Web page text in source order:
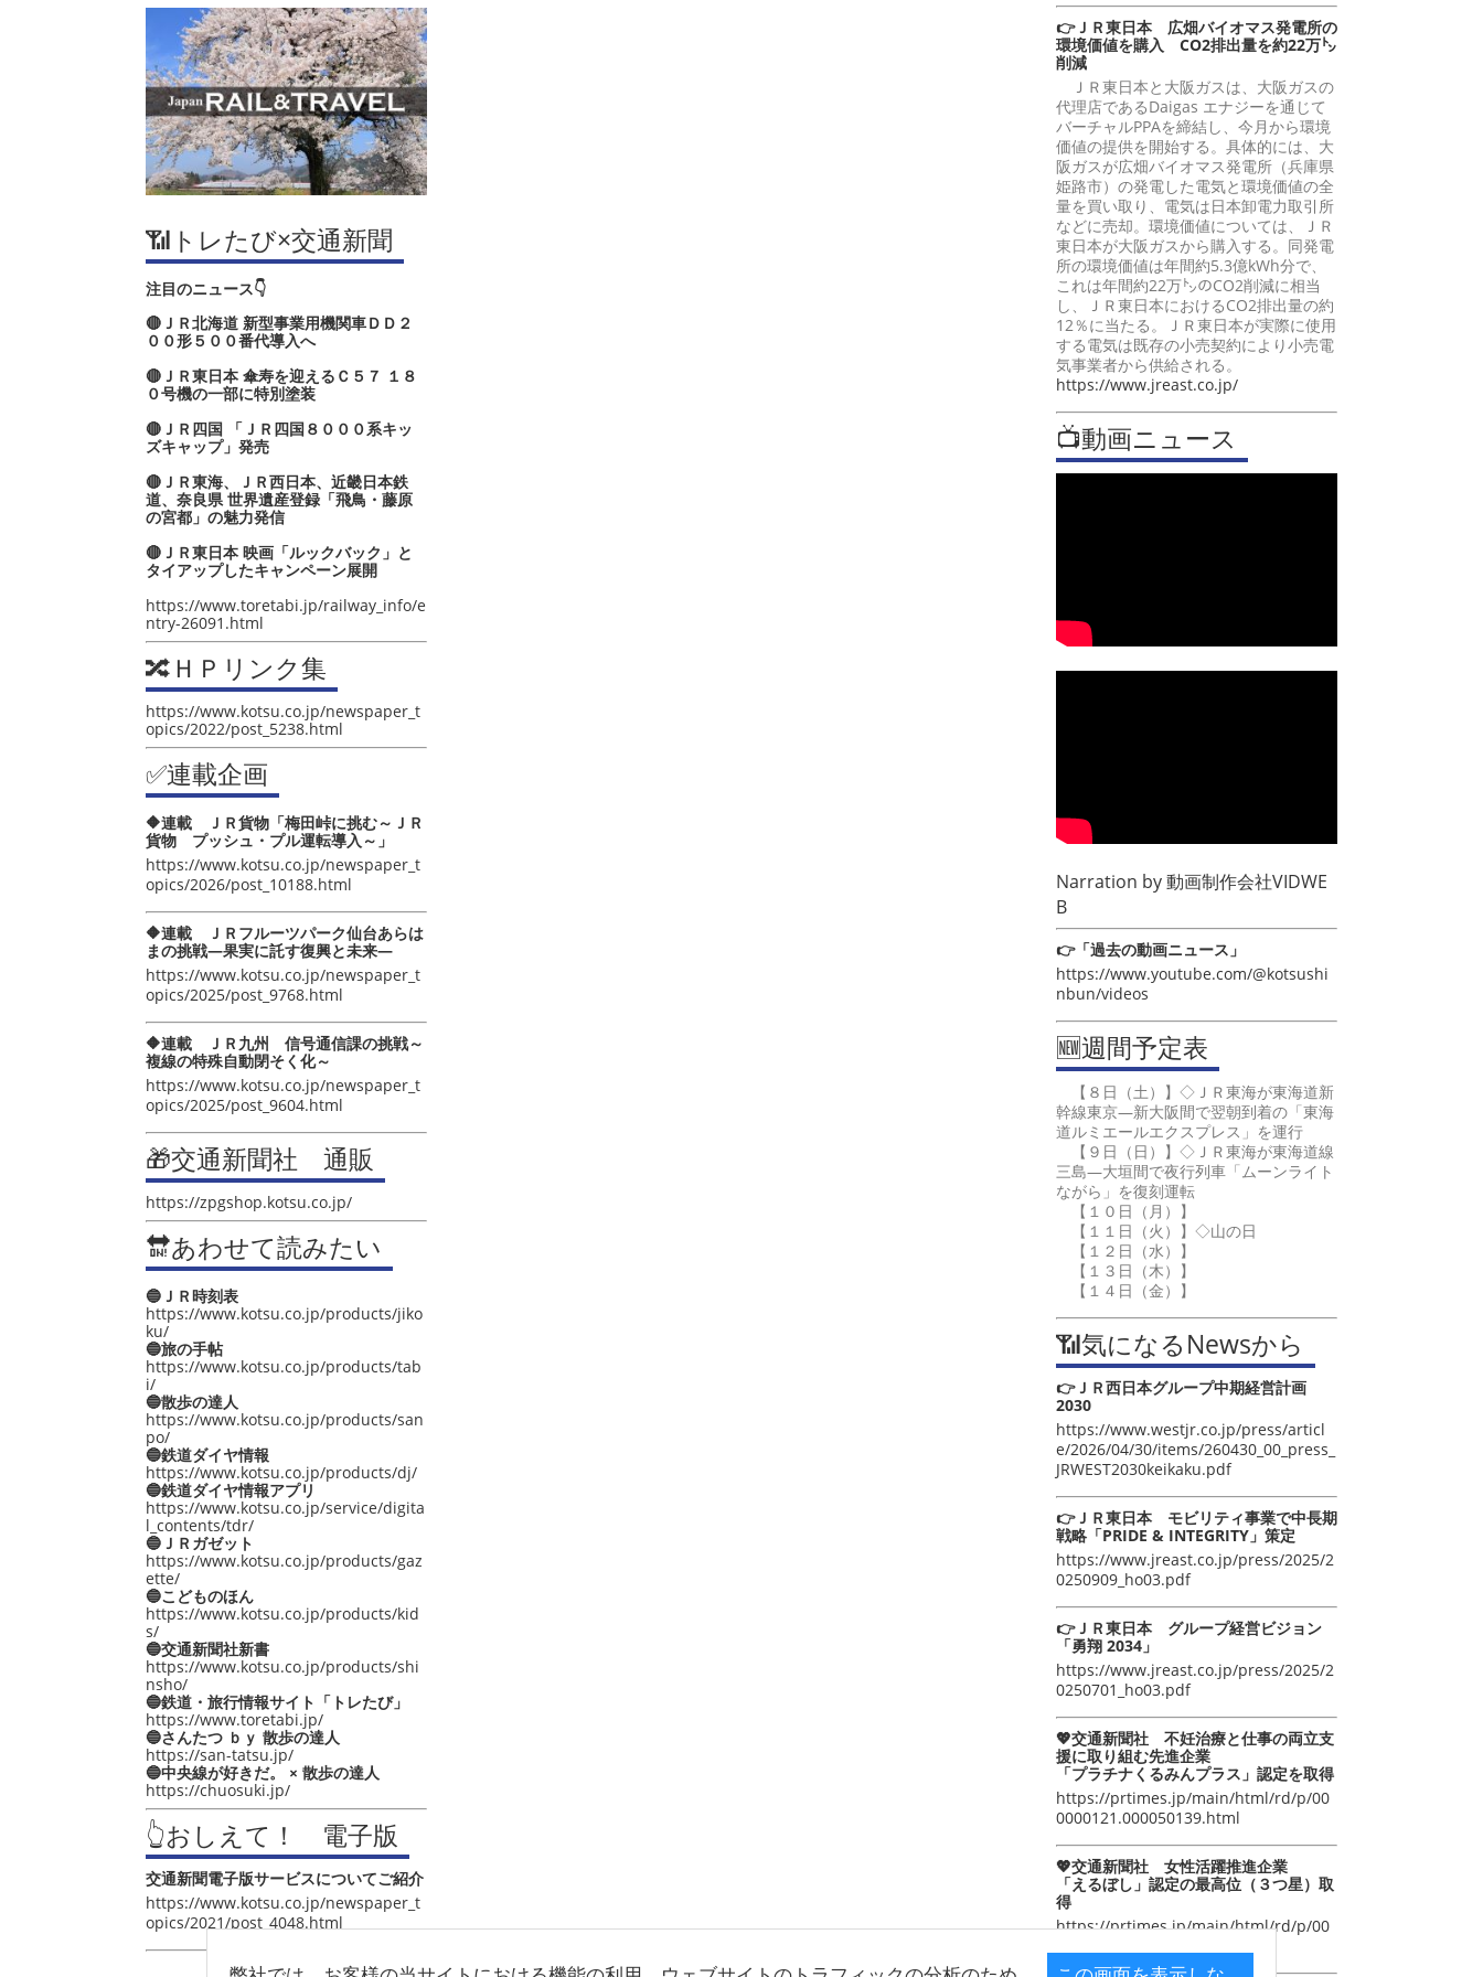
📶トレたび×交通新聞
注目のニュース👇
🔴ＪＲ北海道 新型事業用機関車ＤＤ２
００形５００番代導入へ
🔴ＪＲ東日本 傘寿を迎えるＣ５７ １８
０号機の一部に特別塗装
🔴ＪＲ四国 「ＪＲ四国８０００系キッ
ズキャップ」発売
🔴ＪＲ東海、ＪＲ西日本、近畿日本鉄
道、奈良県 世界遺産登録「飛鳥・藤原
の宮都」の魅力発信
🔴ＪＲ東日本 映画「ルックバック」と
タイアップしたキャンペーン展開
https://www.toretabi.jp/railway_info/e
ntry-26091.html
🔀ＨＰリンク集
https://www.kotsu.co.jp/newspaper_t
opics/2022/post_5238.html
✅連載企画
🔶連載 ＪＲ貨物「梅田峠に挑む～ＪＲ
貨物 プッシュ・プル運転導入～」
https://www.kotsu.co.jp/newspaper_t
opics/2026/post_10188.html
🔶連載 ＪＲフルーツパーク仙台あらは
まの挑戦―果実に託す復興と未来―
https://www.kotsu.co.jp/newspaper_t
opics/2025/post_9768.html
🔶連載 ＪＲ九州 信号通信課の挑戦～
複線の特殊自動閉そく化～
https://www.kotsu.co.jp/newspaper_t
opics/2025/post_9604.html
🎁交通新聞社 通販
https://zpgshop.kotsu.co.jp/
🔛あわせて読みたい
🔵ＪＲ時刻表
https://www.kotsu.co.jp/products/jiko
ku/
🔵旅の手帖
https://www.kotsu.co.jp/products/tab
i/
🔵散歩の達人
https://www.kotsu.co.jp/products/san
po/
🔵鉄道ダイヤ情報
https://www.kotsu.co.jp/products/dj/
🔵鉄道ダイヤ情報アプリ
https://www.kotsu.co.jp/service/digita
l_contents/tdr/
🔵ＪＲガゼット
https://www.kotsu.co.jp/products/gaz
ette/
🔵こどものほん
https://www.kotsu.co.jp/products/kid
s/
🔵交通新聞社新書
https://www.kotsu.co.jp/products/shi
nsho/
🔵鉄道・旅行情報サイト「トレたび」
https://www.toretabi.jp/
🔵さんたつ ｂｙ 散歩の達人
https://san-tatsu.jp/
🔵中央線が好きだ。 × 散歩の達人
https://chuosuki.jp/
👆おしえて！ 電子版
交通新聞電子版サービスについてご紹介
https://www.kotsu.co.jp/newspaper_t
opics/2021/post_4048.html
👉ＪＲ東日本 広畑バイオマス発電所の
環境価値を購入 CO2排出量を約22万㌧
削減
ＪＲ東日本と大阪ガスは、大阪ガスの
代理店であるDaigas エナジーを通じて
バーチャルPPAを締結し、今月から環境
価値の提供を開始する。具体的には、大
阪ガスが広畑バイオマス発電所（兵庫県
姫路市）の発電した電気と環境価値の全
量を買い取り、電気は日本卸電力取引所
などに売却。環境価値については、ＪＲ
東日本が大阪ガスから購入する。同発電
所の環境価値は年間約5.3億kWh分で、
これは年間約22万㌧のCO2削減に相当
し、ＪＲ東日本におけるCO2排出量の約
12％に当たる。ＪＲ東日本が実際に使用
する電気は既存の小売契約により小売電
気事業者から供給される。
https://www.jreast.co.jp/
📺動画ニュース
Narration by動画制作会社VIDWE
B
👉「過去の動画ニュース」
https://www.youtube.com/@kotsushi
nbun/videos
🆕週間予定表
【８日（土）】◇ＪＲ東海が東海道新
幹線東京―新大阪間で翌朝到着の「東海
道ルミエールエクスプレス」を運行
【９日（日）】◇ＪＲ東海が東海道線
三島―大垣間で夜行列車「ムーンライト
ながら」を復刻運転
【１０日（月）】
【１１日（火）】◇山の日
【１２日（水）】
【１３日（木）】
【１４日（金）】
📶気になるNewsから
👉ＪＲ西日本グループ中期経営計画
2030
https://www.westjr.co.jp/press/articl
e/2026/04/30/items/260430_00_press_
JRWEST2030keikaku.pdf
👉ＪＲ東日本 モビリティ事業で中長期
戦略「PRIDE & INTEGRITY」策定
https://www.jreast.co.jp/press/2025/2
0250909_ho03.pdf
👉ＪＲ東日本 グループ経営ビジョン
「勇翔 2034」
https://www.jreast.co.jp/press/2025/2
0250701_ho03.pdf
💖交通新聞社 不妊治療と仕事の両立支
援に取り組む先進企業
「プラチナくるみんプラス」認定を取得
https://prtimes.jp/main/html/rd/p/00
0000121.000050139.html
💖交通新聞社 女性活躍推進企業
「えるぼし」認定の最高位（３つ星）取
得
https://prtimes.jp/main/html/rd/p/00